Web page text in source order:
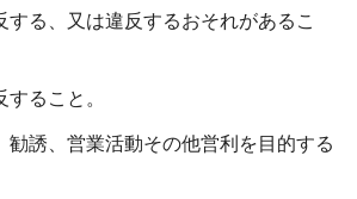
する、又は違反するおそれがあるこ
ること。
勧誘、営業活動その他営利を目的する